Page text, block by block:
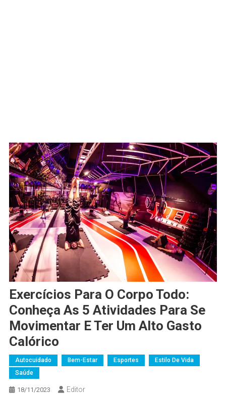
Exercícios Para O Corpo Todo:
Conheça As 5 Atividades Para Se
Movimentar E Ter Um Alto Gasto
Calórico
Autocuidado Bem-Estar Esportes
Estilo De Vida
Saúde
18/11/2023 Editor